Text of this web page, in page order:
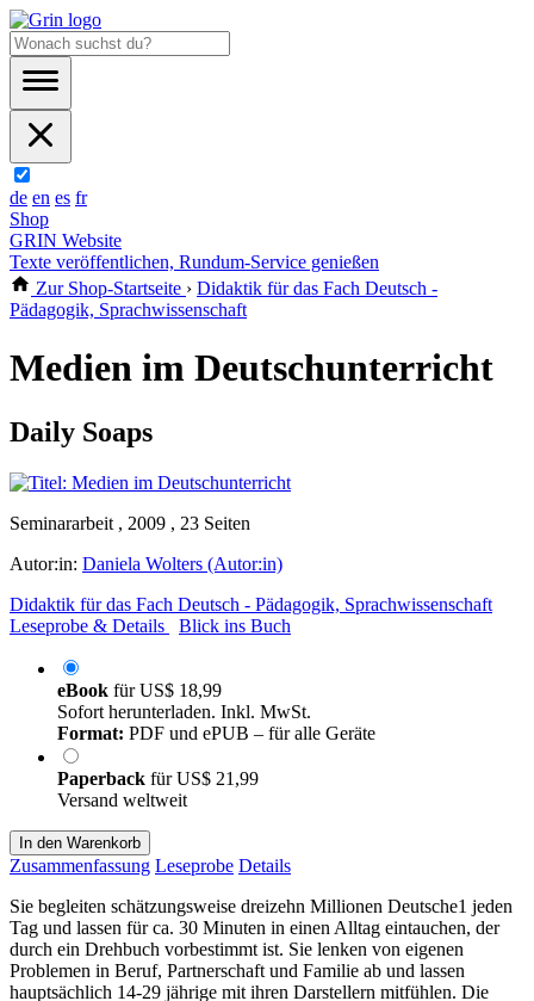
de en es fr
Shop
GRIN Website
Texte veröffentlichen, Rundum-Service genießen
Zur Shop-Startseite › Didaktik für das Fach Deutsch -
Pädagogik, Sprachwissenschaft
Medien im Deutschunterricht
Daily Soaps
Seminararbeit , 2009 , 23 Seiten
Autor:in: Daniela Wolters (Autor:in)
Didaktik für das Fach Deutsch - Pädagogik, Sprachwissenschaft
Leseprobe & Details
Blick ins Buch
eBook fürUS$ 18,99
Sofort herunterladen. Inkl. MwSt.
Format: PDF und ePUB – für alle Geräte
Paperback fürUS$ 21,99
Versand weltweit
In den Warenkorb
Zusammenfassung Leseprobe Details
Sie begleiten schätzungsweise dreizehn Millionen Deutsche1 jeden
Tag und lassen für ca. 30 Minuten in einen Alltag eintauchen, der
durch ein Drehbuch vorbestimmt ist. Sie lenken von eigenen
Problemen in Beruf, Partnerschaft und Familie ab und lassen
hauptsächlich 14-29 jährige mit ihren Darstellern mitfühlen. Die